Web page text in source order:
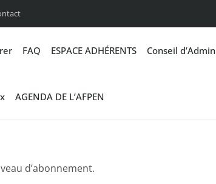
FAQ ESPACE ADHÉRENTS Conseil
AGENDA DE L’AFPEN
d’abonnement.